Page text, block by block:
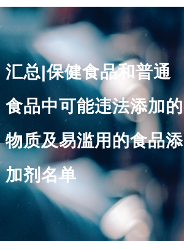
汇总|保健食品和普通
食品中可能违法添加的
物质及易滥用的食品添
加剂名单